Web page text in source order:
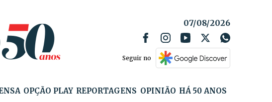
07/08/2026
Seguir no
OPÇÃO PLAY REPORTAGENS OPINIÃO HÁ 50 ANOS